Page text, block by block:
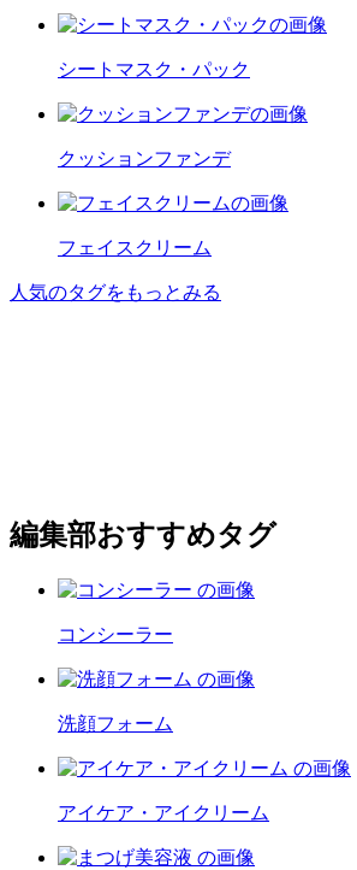
シートマスク・パック
クッションファンデ
フェイスクリーム
人気のタグをもっとみる
編集部おすすめタグ
コンシーラー
洗顔フォーム
アイケア・アイクリーム